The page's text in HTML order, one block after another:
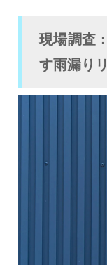
現場調査
す雨漏り